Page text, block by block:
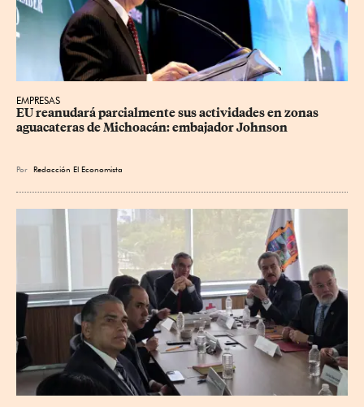
EMPRESAS
EU reanudará parcialmente sus actividades en zonas
aguacateras de Michoacán: embajador Johnson
Por Redacción El Economista